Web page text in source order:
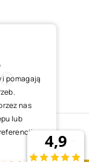
Pinterest
SP. Z O.O.
pomagają
nas
lub